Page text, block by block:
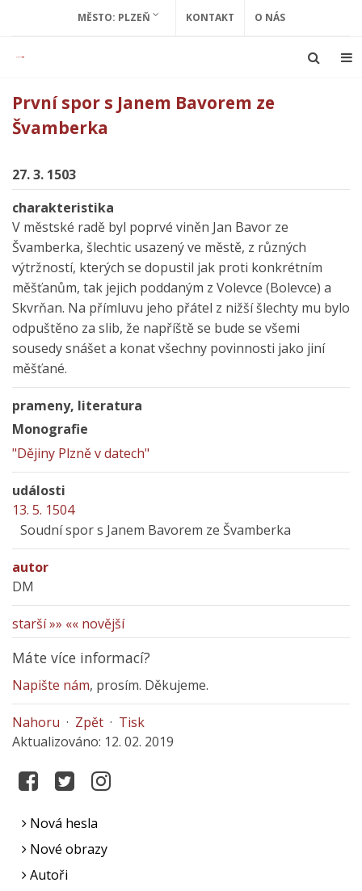
MĚSTO: PLZEŇ KONTAKT O NÁS
První spor s Janem Bavorem ze
Švamberka
27. 3. 1503
charakteristika
V městské radě byl poprvé viněn Jan Bavor ze
Švamberka, šlechtic usazený ve městě, z různých
výtržností, kterých se dopustil jak proti konkrétním
měšťanům, tak jejich poddaným z Volevce (Bolevce) a
Skvrňan. Na přímluvu jeho přátel z nižší šlechty mu bylo
odpuštěno za slib, že napříště se bude se všemi
sousedy snášet a konat všechny povinnosti jako jiní
měšťané.
prameny, literatura
Monografie
"Dějiny Plzně v datech"
události
13. 5. 1504
Soudní spor s Janem Bavorem ze Švamberka
autor
DM
starší »» «« novější
Máte více informací?
Napište nám, prosím. Děkujeme.
Nahoru · Zpět · Tisk
Aktualizováno: 12. 02. 2019
Nová hesla
Nové obrazy
Autoři